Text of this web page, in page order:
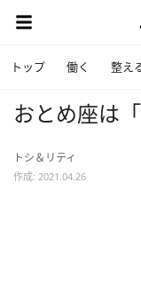
トップ 働く 整え
おとめ座は
トシ＆リティ
作成: 2021.04.26